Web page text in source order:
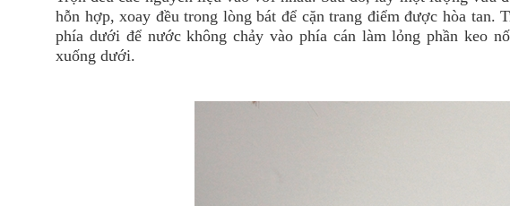
hỗn hợp, xoay đều trong lòng bát để cặn trang điểm được hòa
phía dưới để nước không chảy vào phía cán làm lỏng phần keo
xuống dưới.